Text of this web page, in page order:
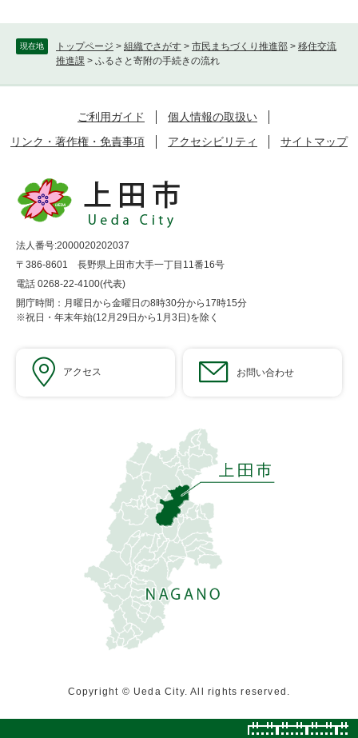
現在地 トップページ > 組織でさがす > 市民まちづくり推進部 > 移住交流
推進課 > ふるさと寄附の手続きの流れ
ご利用ガイド
個人情報の取扱い
リンク・著作権・免責事項
アクセシビリティ サイトマップ
法人番号:2000020202037
〒386-8601 長野県上田市大手一丁目11番16号
電話 0268-22-4100(代表)
開庁時間：月曜日から金曜日の8時30分から17時15分
※祝日・年末年始(12月29日から1月3日)を除く
アクセス お問い合わせ
Copyright © Ueda City. All rights reserved.